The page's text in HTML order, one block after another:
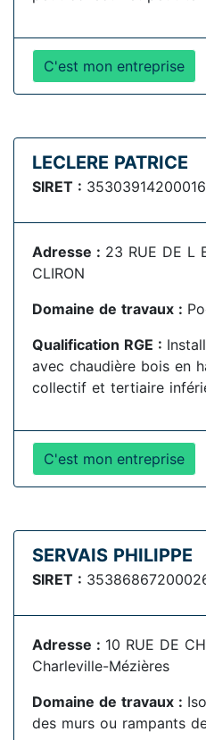
C'est mon entreprise
LECLERE PATRICE
SIRET : 35303914200016
Adresse : 23 RUE DE L
CLIRON
Domaine de travaux :
Qualification RGE :
avec chaudière bois en
collectif et tertiaire
C'est mon entreprise
SERVAIS PHILIPPE
SIRET :
Adresse : 10 RUE DE
Charleville-Mézières
Domaine de travaux :
des murs ou rampants